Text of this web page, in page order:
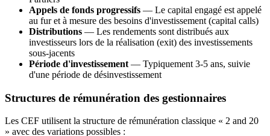
Appels de fonds progressifs — Le capital engagé est appelé
au fur et à mesure des besoins d'investissement (capital calls)
Distributions — Les rendements sont distribués aux
investisseurs lors de la réalisation (exit) des investissements
sous-jacents
Période d'investissement — Typiquement 3-5 ans, suivie
d'une période de désinvestissement
Structures de rémunération des gestionnaires
Les CEF utilisent la structure de rémunération classique « 2 and 20
» avec des variations possibles :